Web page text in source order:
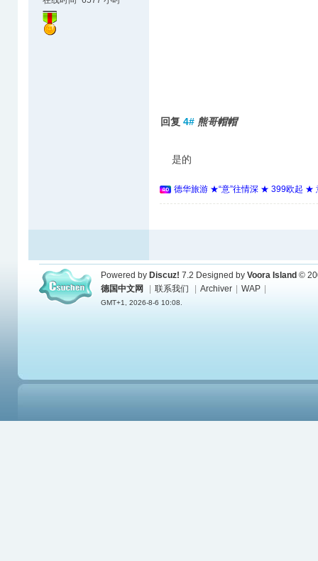
回复 4# 熊哥帽帽
是的
德华旅游 ★“意”往情深 ★ 399欧起 ★
Powered by Discuz! 7.2 Designed by Voora Island ©
德国中文网
联系我们 Archiver WAP
GMT+1, 2026-8-6 10:08.